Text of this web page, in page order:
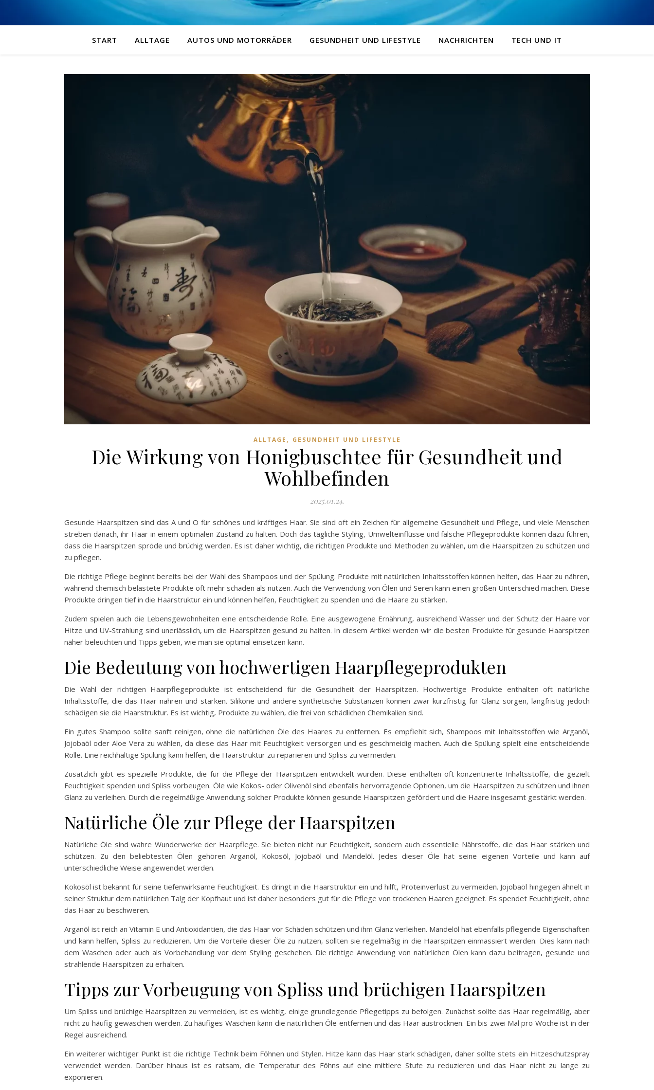
START ALLTAGE AUTOS UND MOTORRÄDER GESUNDHEIT UND LIFESTYLE NACHRICHTEN TECH UND IT
ALLTAGE , GESUNDHEIT UND LIFESTYLE
Die Wirkung von Honigbuschtee für Gesundheit und
Wohlbefinden
2025.01.24.
Gesunde Haarspitzen sind das A und O für schönes und kräftiges Haar. Sie sind oft ein Zeichen für allgemeine Gesundheit und Pflege, und viele Menschen
streben danach, ihr Haar in einem optimalen Zustand zu halten. Doch das tägliche Styling, Umwelteinflüsse und falsche Pflegeprodukte können dazu führen,
dass die Haarspitzen spröde und brüchig werden. Es ist daher wichtig, die richtigen Produkte und Methoden zu wählen, um die Haarspitzen zu schützen und
zu pflegen.
Die richtige Pflege beginnt bereits bei der Wahl des Shampoos und der Spülung. Produkte mit natürlichen Inhaltsstoffen können helfen, das Haar zu nähren,
während chemisch belastete Produkte oft mehr schaden als nutzen. Auch die Verwendung von Ölen und Seren kann einen großen Unterschied machen. Diese
Produkte dringen tief in die Haarstruktur ein und können helfen, Feuchtigkeit zu spenden und die Haare zu stärken.
Zudem spielen auch die Lebensgewohnheiten eine entscheidende Rolle. Eine ausgewogene Ernährung, ausreichend Wasser und der Schutz der Haare vor
Hitze und UV-Strahlung sind unerlässlich, um die Haarspitzen gesund zu halten. In diesem Artikel werden wir die besten Produkte für gesunde Haarspitzen
näher beleuchten und Tipps geben, wie man sie optimal einsetzen kann.
Die Bedeutung von hochwertigen Haarpflegeprodukten
Die Wahl der richtigen Haarpflegeprodukte ist entscheidend für die Gesundheit der Haarspitzen. Hochwertige Produkte enthalten oft natürliche
Inhaltsstoffe, die das Haar nähren und stärken. Silikone und andere synthetische Substanzen können zwar kurzfristig für Glanz sorgen, langfristig jedoch
schädigen sie die Haarstruktur. Es ist wichtig, Produkte zu wählen, die frei von schädlichen Chemikalien sind.
Ein gutes Shampoo sollte sanft reinigen, ohne die natürlichen Öle des Haares zu entfernen. Es empfiehlt sich, Shampoos mit Inhaltsstoffen wie Arganöl,
Jojobaöl oder Aloe Vera zu wählen, da diese das Haar mit Feuchtigkeit versorgen und es geschmeidig machen. Auch die Spülung spielt eine entscheidende
Rolle. Eine reichhaltige Spülung kann helfen, die Haarstruktur zu reparieren und Spliss zu vermeiden.
Zusätzlich gibt es spezielle Produkte, die für die Pflege der Haarspitzen entwickelt wurden. Diese enthalten oft konzentrierte Inhaltsstoffe, die gezielt
Feuchtigkeit spenden und Spliss vorbeugen. Öle wie Kokos- oder Olivenöl sind ebenfalls hervorragende Optionen, um die Haarspitzen zu schützen und ihnen
Glanz zu verleihen. Durch die regelmäßige Anwendung solcher Produkte können gesunde Haarspitzen gefördert und die Haare insgesamt gestärkt werden.
Natürliche Öle zur Pflege der Haarspitzen
Natürliche Öle sind wahre Wunderwerke der Haarpflege. Sie bieten nicht nur Feuchtigkeit, sondern auch essentielle Nährstoffe, die das Haar stärken und
schützen. Zu den beliebtesten Ölen gehören Arganöl, Kokosöl, Jojobaöl und Mandelöl. Jedes dieser Öle hat seine eigenen Vorteile und kann auf
unterschiedliche Weise angewendet werden.
Kokosöl ist bekannt für seine tiefenwirksame Feuchtigkeit. Es dringt in die Haarstruktur ein und hilft, Proteinverlust zu vermeiden. Jojobaöl hingegen ähnelt in
seiner Struktur dem natürlichen Talg der Kopfhaut und ist daher besonders gut für die Pflege von trockenen Haaren geeignet. Es spendet Feuchtigkeit, ohne
das Haar zu beschweren.
Arganöl ist reich an Vitamin E und Antioxidantien, die das Haar vor Schäden schützen und ihm Glanz verleihen. Mandelöl hat ebenfalls pflegende Eigenschaften
und kann helfen, Spliss zu reduzieren. Um die Vorteile dieser Öle zu nutzen, sollten sie regelmäßig in die Haarspitzen einmassiert werden. Dies kann nach
dem Waschen oder auch als Vorbehandlung vor dem Styling geschehen. Die richtige Anwendung von natürlichen Ölen kann dazu beitragen, gesunde und
strahlende Haarspitzen zu erhalten.
Tipps zur Vorbeugung von Spliss und brüchigen Haarspitzen
Um Spliss und brüchige Haarspitzen zu vermeiden, ist es wichtig, einige grundlegende Pflegetipps zu befolgen. Zunächst sollte das Haar regelmäßig, aber
nicht zu häufig gewaschen werden. Zu häufiges Waschen kann die natürlichen Öle entfernen und das Haar austrocknen. Ein bis zwei Mal pro Woche ist in der
Regel ausreichend.
Ein weiterer wichtiger Punkt ist die richtige Technik beim Föhnen und Stylen. Hitze kann das Haar stark schädigen, daher sollte stets ein Hitzeschutzspray
verwendet werden. Darüber hinaus ist es ratsam, die Temperatur des Föhns auf eine mittlere Stufe zu reduzieren und das Haar nicht zu lange zu
exponieren.